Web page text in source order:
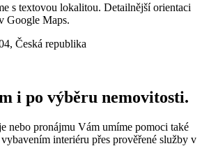
s textovou lokalitou. Detailnější orientaci
Google Maps.
Česká republika
i po výběru nemovitosti.
nebo pronájmu Vám umíme pomoci také
interiéru přes prověřené služby v